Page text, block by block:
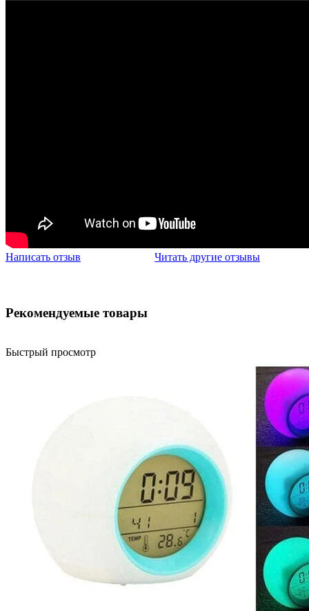
Написать отзыв Читать другие отзывы
Рекомендуемые товары
Быстрый просмотр